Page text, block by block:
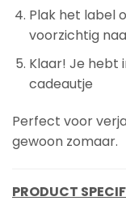
Plak het label
voorzichtig
Klaar! Je hebt
cadeautje
Perfect voor
gewoon zomaar.
PRODUCT